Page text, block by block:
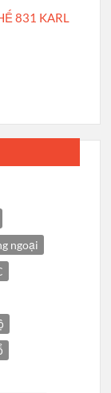
831 KARL
ngoại